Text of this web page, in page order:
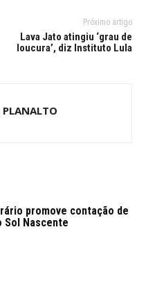
Próximo artigo
Lava Jato atingiu ‘grau de
loucura’, diz Instituto Lula
PLANALTO
promove contação de
Sol Nascente